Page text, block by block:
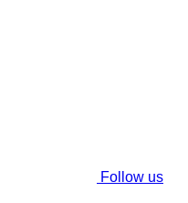
Follow us